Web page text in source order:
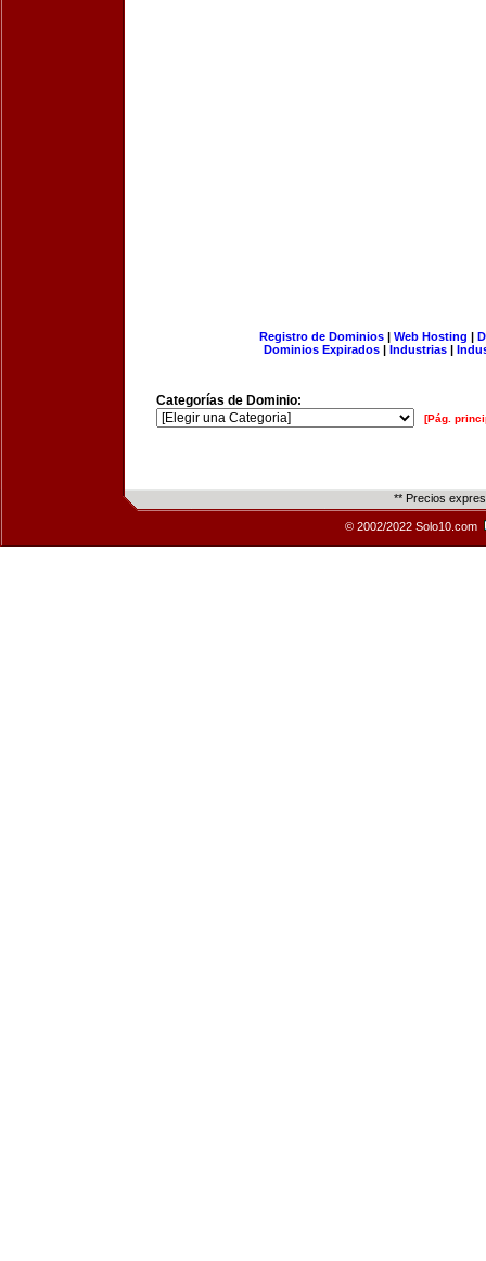
Registro de Dominios| Web Hosting |
Dominios Expirados | Industrias |
Categorías de Dominio:
[Pág.
** Precios
© 2002/2022 Solo10.com